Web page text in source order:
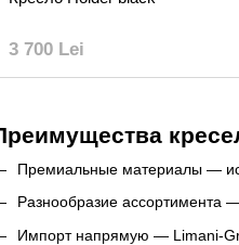
Премиальные материалы —
Разнообразие ассортимента
Импорт напрямую — Limani-
3 700 Lei